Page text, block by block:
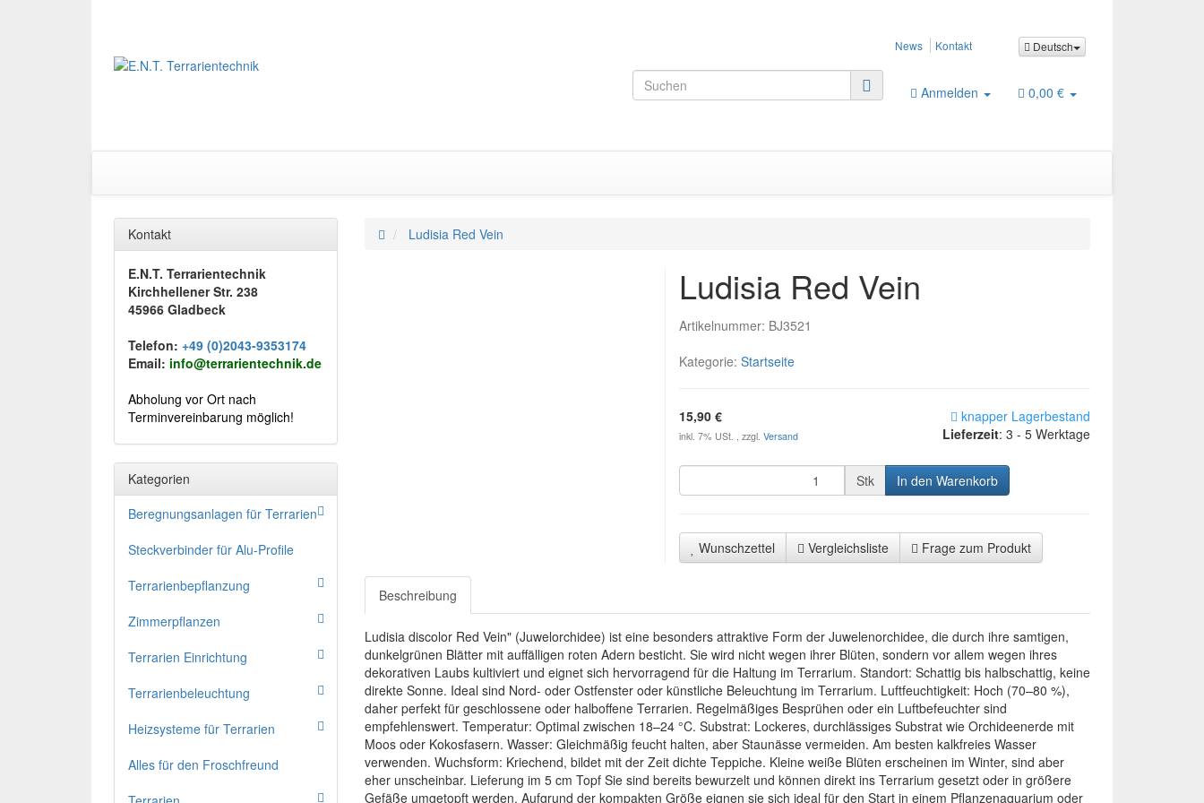
Deutsch
News Kontakt
Anmelden 0,00 €
Ludisia Red Vein
Ludisia Red Vein
Artikelnummer: BJ3521
Kategorie: Startseite
15,90 €
inkl. 7% USt. , zzgl. Versand
knapper Lagerbestand
Lieferzeit: 3 - 5 Werktage
Stk In den Warenkorb
Wunschzettel Vergleichsliste Frage zum Produkt
Beschreibung
Ludisia discolor Red Vein" (Juwelorchidee) ist eine besonders attraktive Form der Juwelenorchidee, die durch ihre samtigen,
dunkelgrünen Blätter mit auffälligen roten Adern besticht. Sie wird nicht wegen ihrer Blüten, sondern vor allem wegen ihres
dekorativen Laubs kultiviert und eignet sich hervorragend für die Haltung im Terrarium. Standort: Schattig bis halbschattig, keine
direkte Sonne. Ideal sind Nord- oder Ostfenster oder künstliche Beleuchtung im Terrarium. Luftfeuchtigkeit: Hoch (70–80 %),
daher perfekt für geschlossene oder halboffene Terrarien. Regelmäßiges Besprühen oder ein Luftbefeuchter sind
empfehlenswert. Temperatur: Optimal zwischen 18–24 °C. Substrat: Lockeres, durchlässiges Substrat wie Orchideenerde mit
Moos oder Kokosfasern. Wasser: Gleichmäßig feucht halten, aber Staunässe vermeiden. Am besten kalkfreies Wasser
verwenden. Wuchsform: Kriechend, bildet mit der Zeit dichte Teppiche. Kleine weiße Blüten erscheinen im Winter, sind aber
eher unscheinbar. Lieferung im 5 cm Topf Sie sind bereits bewurzelt und können direkt ins Terrarium gesetzt oder in größere
Gefäße umgetopft werden. Aufgrund der kompakten Größe eignen sie sich ideal für den Start in einem Pflanzenaquarium oder
Kontakt
E.N.T. Terrarientechnik
Kirchhellener Str. 238
45966 Gladbeck
Telefon: +49 (0)2043-9353174
Email: info@terrarientechnik.de
Abholung vor Ort nach
Terminvereinbarung möglich!
Kategorien
Beregnungsanlagen für Terrarien
Steckverbinder für Alu-Profile
Terrarienbepflanzung
Zimmerpflanzen
Terrarien Einrichtung
Terrarienbeleuchtung
Heizsysteme für Terrarien
Alles für den Froschfreund